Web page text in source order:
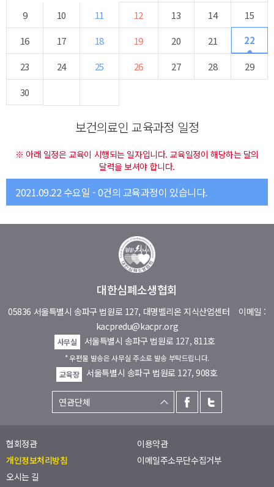
9
10 11 12 13 14
15
16
17 18 19 20 21 22
23 24 25 26 27 28
29
30
보건의료인 교육과정 일정
※ 아래 일정은 교육이 시행되는 일자입니다. 교육일정이 해당하는 달의
달력을 보셔야 합니다.
2021.09.22 수요일 - 0건의 교육과정이 있습니다.
대한심폐소생협회
05836 서울특별시 송파구 법원로 127, 대명벨리온 지식산업센터 이메일 :
kacpredu@kacpr.org
사무실 서울특별시 송파구 법원로 127, 811호
* 우편물 발송은 사무실 주소로 발송 부탁드립니다.
교육장
서울특별시 송파구 법원로 127, 908호
협회정관
이용약관
개인정보처리방침
이메일주소무단수집거부
오시는 길